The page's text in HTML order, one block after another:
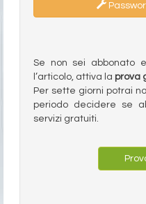
Se non sei abbonato
l’articolo, attiva la prova
Per sette giorni potrai
periodo decidere se
servizi gratuiti.